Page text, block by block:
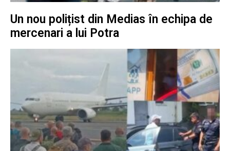
Un nou polițist din Medias în echipa de
mercenari a lui Potra